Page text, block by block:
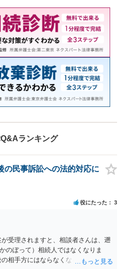
ランキング
の民事訴訟への法的対応に
役にたった 3
受理されますと、相談者さんは、遡
のぼって）相続人ではなくなりま
相手方にはならなくなるので（明け